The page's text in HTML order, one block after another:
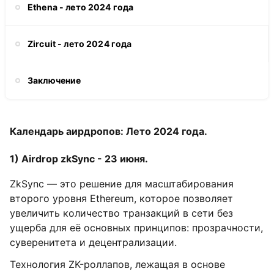
Ethena - лето 2024 года
Zircuit - лето 2024 года
Заключение
Календарь аирдропов: Лето 2024 года.
1) Airdrop zkSync - 23 июня.
ZkSync — это решение для масштабирования
второго уровня Ethereum, которое позволяет
увеличить количество транзакций в сети без
ущерба для её основных принципов: прозрачности,
суверенитета и децентрализации.
Технология ZK-роллапов, лежащая в основе